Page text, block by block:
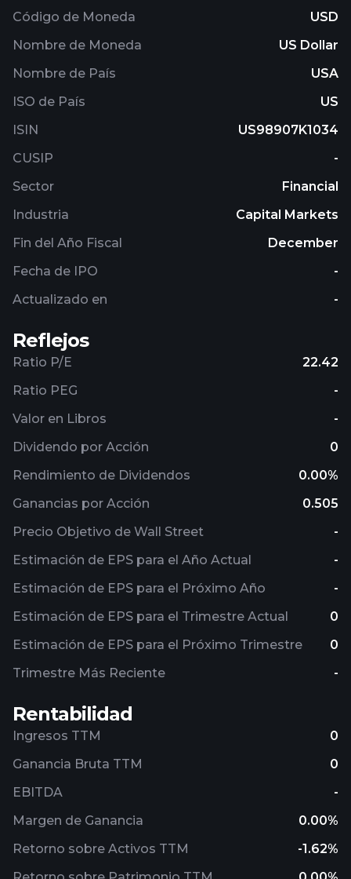
Código de Moneda
USD
Nombre de Moneda
US Dollar
Nombre de País
USA
ISO de País
US
ISIN
US98907K1034
CUSIP
-
Sector
Financial
Industria
Capital Markets
Fin del Año Fiscal
December
Fecha de IPO
-
Actualizado en
-
Reflejos
Ratio P/E
22.42
Ratio PEG
-
Valor en Libros
-
Dividendo por Acción
0
Rendimiento de Dividendos
0.00%
Ganancias por Acción
0.505
Precio Objetivo de Wall Street
-
Estimación de EPS para el Año Actual
-
Estimación de EPS para el Próximo Año
-
Estimación de EPS para el Trimestre Actual
0
Estimación de EPS para el Próximo Trimestre
0
Trimestre Más Reciente
-
Rentabilidad
Ingresos TTM
0
Ganancia Bruta TTM
0
EBITDA
-
Margen de Ganancia
0.00%
Retorno sobre Activos TTM
-1.62%